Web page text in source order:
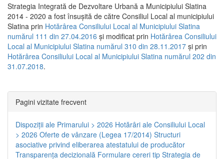
Strategia Integrată de Dezvoltare Urbană a Municipiului Slatina
2014 - 2020 a fost însuşită de către Consiliul Local al municipiului
Slatina prin Hotărârea Consiliului Local al Municipiului Slatina
numărul 111 din 27.04.2016 și modificat prin Hotărârea Consiliului
Local al Municipiului Slatina numărul 310 din 28.11.2017 și prin
Hotărârea Consiliului Local al Municipiului Slatina numărul 202 din
31.07.2018.
Pagini vizitate frecvent
Dispoziţii ale Primarului > 2026 Hotărâri ale Consiliului Local
> 2026 Oferte de vânzare (Legea 17/2014) Structuri
asociative privind eliberarea atestatului de producător
Transparenţa decizională Formulare cereri tip Strategia de